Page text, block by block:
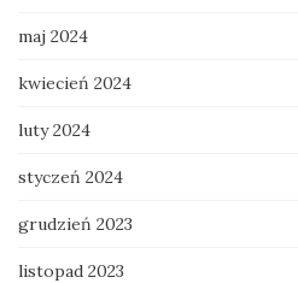
maj 2024
kwiecień 2024
luty 2024
styczeń 2024
grudzień 2023
listopad 2023